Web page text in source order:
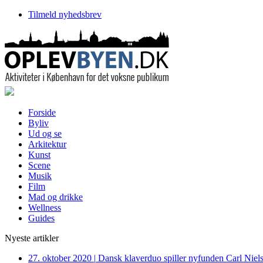
Tilmeld nyhedsbrev
Forside
Byliv
Ud og se
Arkitektur
Kunst
Scene
Musik
Film
Mad og drikke
Wellness
Guides
Nyeste artikler
27. oktober 2020 | Dansk klaverduo spiller nyfunden Carl